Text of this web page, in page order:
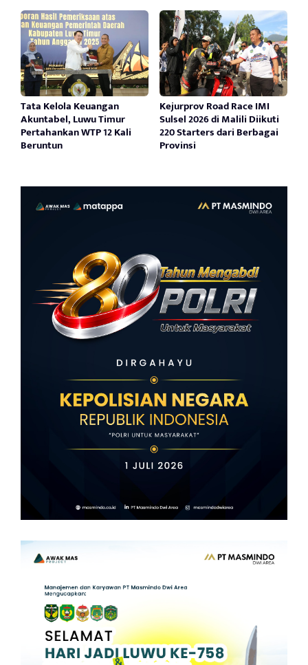
Tata Kelola Keuangan
Akuntabel, Luwu Timur
Pertahankan WTP 12 Kali
Beruntun
Kejurprov Road Race IMI
Sulsel 2026 di Malili Diikuti
220 Starters dari Berbagai
Provinsi